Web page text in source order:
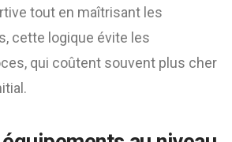
tout en maîtrisant les
cette logique évite les
qui coûtent souvent plus cher